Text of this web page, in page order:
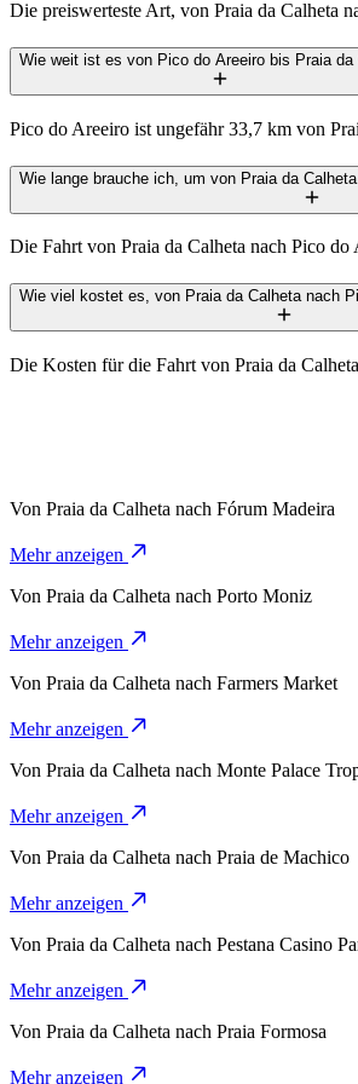
Die preiswerteste Art, von Praia da Calheta
Wie weit ist es von Pico do Areeiro bis Praia da
Pico do Areeiro ist ungefähr 33,7 km von
Wie lange brauche ich, um von Praia da
Die Fahrt von Praia da Calheta nach Pico
Wie viel kostet es, von Praia da Calheta nach
Die Kosten für die Fahrt von Praia da
Von Praia da Calheta nach Fórum Madeira
Mehr anzeigen
Von Praia da Calheta nach Porto Moniz
Mehr anzeigen
Von Praia da Calheta nach Farmers Market
Mehr anzeigen
Von Praia da Calheta nach Monte Palace
Mehr anzeigen
Von Praia da Calheta nach Praia de Machico
Mehr anzeigen
Von Praia da Calheta nach Pestana Casino
Mehr anzeigen
Von Praia da Calheta nach Praia Formosa
Mehr anzeigen